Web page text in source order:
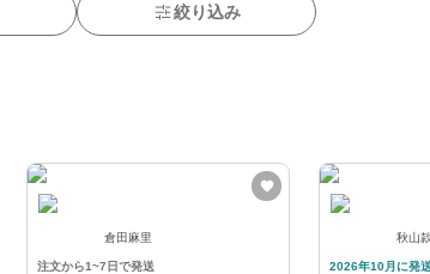
絞り込み
倉田麻里
注文から1~7日で発送
秋山
2026年10月に発